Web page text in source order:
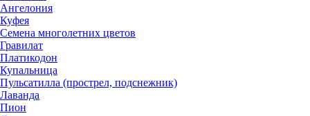
Ангелония
Куфея
Семена многолетних цветов
Гравилат
Платикодон
Купальница
Пульсатилла (прострел, подснежник)
Лаванда
Пион